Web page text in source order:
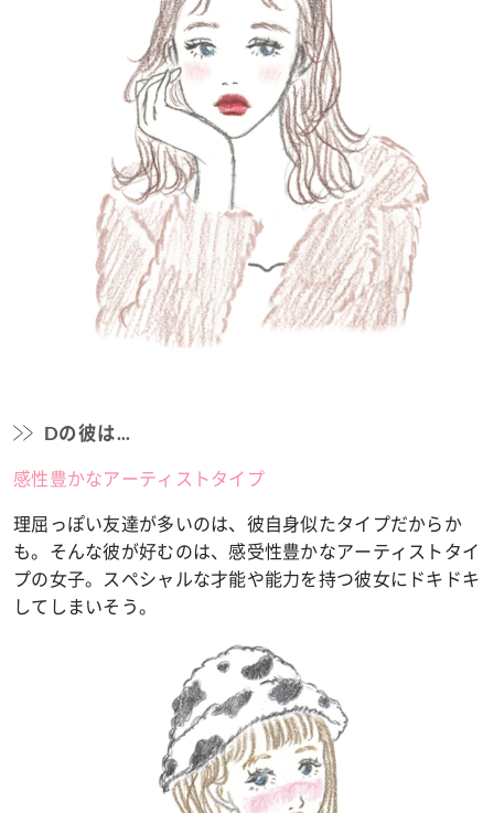
Dの彼は...
感性豊かなアーティストタイプ
理屈っぽい友達が多いのは、彼自身似たタイプだからか
も。そんな彼が好むのは、感受性豊かなアーティストタイ
プの女子。スペシャルな才能や能力を持つ彼女にドキドキ
してしまいそう。